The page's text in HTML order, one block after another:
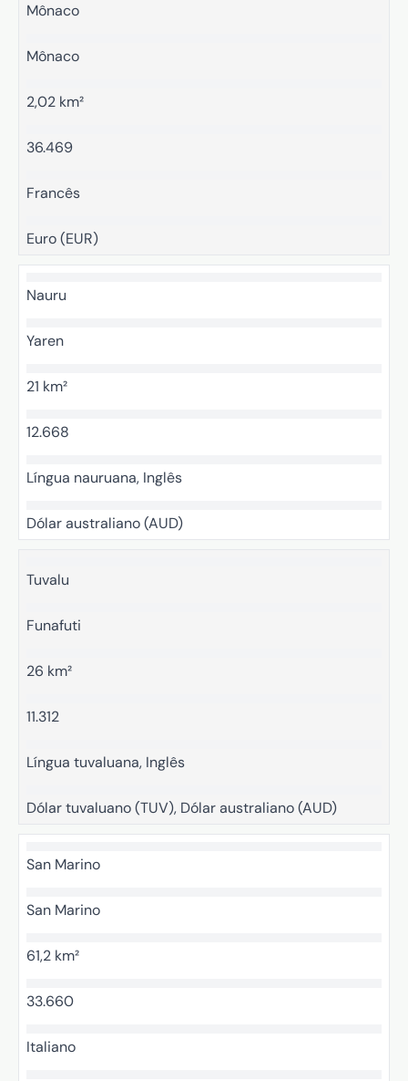
Mônaco
Mônaco
2,02 km²
36.469
Francês
Euro (EUR)
Nauru
Yaren
21 km²
12.668
Língua nauruana, Inglês
Dólar australiano (AUD)
Tuvalu
Funafuti
26 km²
11.312
Língua tuvaluana, Inglês
Dólar tuvaluano (TUV), Dólar australiano (AUD)
San Marino
San Marino
61,2 km²
33.660
Italiano